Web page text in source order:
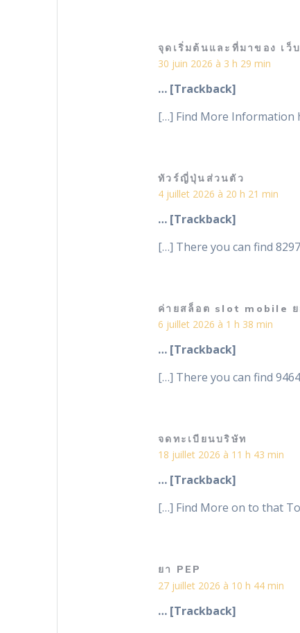
จุดเริ่มต้นและที่มาของ เว็
30 juin 2026 à 3 h 29 min
… [Trackback]
[…] Find More Information
ทัวร์ญี่ปุ่นส่วนตัว
4 juillet 2026 à 20 h 21 min
… [Trackback]
[…] There you can find
ค่ายสล็อต slot mobile ย
6 juillet 2026 à 1 h 38 min
… [Trackback]
[…] There you can find
จดทะเบียนบริษัท
18 juillet 2026 à 11 h 43 min
… [Trackback]
[…] Find More on to that
ยา PEP
27 juillet 2026 à 10 h 44 min
… [Trackback]